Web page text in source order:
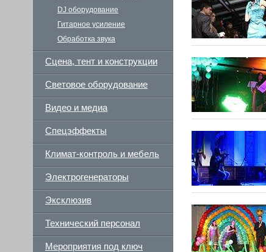
DJ oборудование
Гитарное усиление
Обработка звука
Сцена, тент и конструкции
Световое оборудование
Видео и медиа
Спецэффекты
Климат-контроль и мебель
Электрогенераторы
Эксклюзив
Технический персонал
Мероприятия под ключ